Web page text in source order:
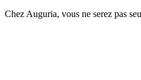
Chez Auguria, vous ne serez pas